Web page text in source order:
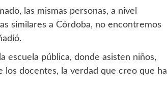
las mismas personas, a nivel
similares a Córdoba, no encontremos
escuela pública, donde asisten niños,
los docentes, la verdad que creo que ha